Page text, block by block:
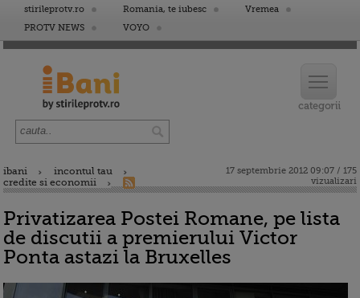
stirileprotv.ro Romania, te iubesc
Vremea
PROTV NEWS
VOYO
ibani
incontul tau
credite si economii
17 septembrie 2012 09:07 / 175
vizualizari
Privatizarea Postei Romane, pe lista
de discutii a premierului Victor
Ponta astazi la Bruxelles